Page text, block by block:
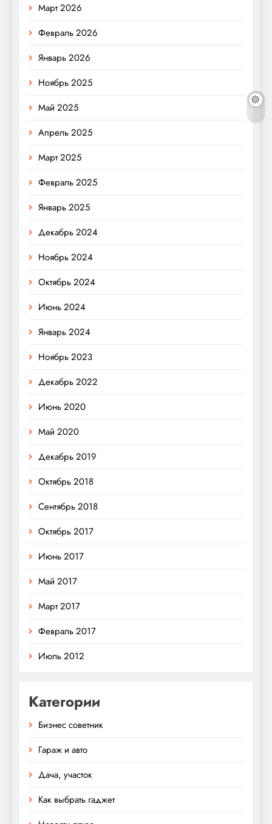
Март 2026
Февраль 2026
Январь 2026
Ноябрь 2025
Май 2025
Апрель 2025
Март 2025
Февраль 2025
Январь 2025
Декабрь 2024
Ноябрь 2024
Октябрь 2024
Июнь 2024
Январь 2024
Ноябрь 2023
Декабрь 2022
Июнь 2020
Май 2020
Декабрь 2019
Октябрь 2018
Сентябрь 2018
Октябрь 2017
Июнь 2017
Май 2017
Март 2017
Февраль 2017
Июль 2012
Категории
Бизнес советник
Гараж и авто
Дача, участок
Как выбрать гаджет